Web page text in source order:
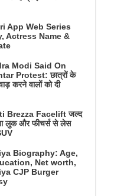
App Web Series
Actress Name &
Modi Said On
Protest: छात्रों के
करने वालों को दी
Brezza Facelift जल्द
लुक और फीचर्स से लेस
Biography: Age,
Net worth,
CJP Burger